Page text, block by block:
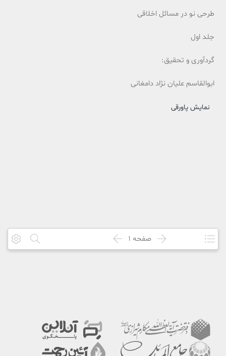
طرحی نو در مسائل اخلاقی
جلد اول
گردآوری و تحقیق:
ابوالقاسم علیان نژاد دامغانی
نمایش پاورقی
صفحه 1